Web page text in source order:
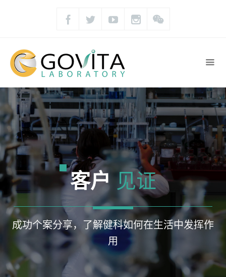
客户 见证
成功个案分享，了解健科如何在生活中发挥作
用